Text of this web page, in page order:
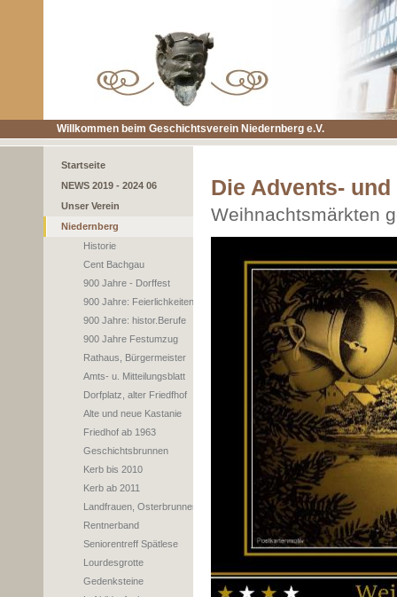
Willkommen beim Geschichtsverein Niedernberg e.V.
Startseite
NEWS 2019 - 2024 06
Unser Verein
Niedernberg
Historie
Cent Bachgau
900 Jahre - Dorffest
900 Jahre: Feierlichkeiten
900 Jahre: histor.Berufe
900 Jahre Festumzug
Rathaus, Bürgermeister
Amts- u. Mitteilungsblatt
Dorfplatz, alter Friedfhof
Alte und neue Kastanie
Friedhof ab 1963
Geschichtsbrunnen
Kerb bis 2010
Kerb ab 2011
Landfrauen, Osterbrunnen
Rentnerband
Seniorentreff Spätlese
Lourdesgrotte
Gedenksteine
Die Advents-
Weihnachtsmärkten